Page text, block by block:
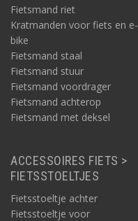
Fietsmand riet
Kratmanden voor fiets en e-
bike
Fietsmand staal
Fietsmand stuur
Fietsmand voordrager
Fietsmand achterop
Fietsmand met deksel
ACCESSOIRES FIETS >
FIETSSTOELTJES
Fietsstoeltje achter
Fietsstoeltje voor